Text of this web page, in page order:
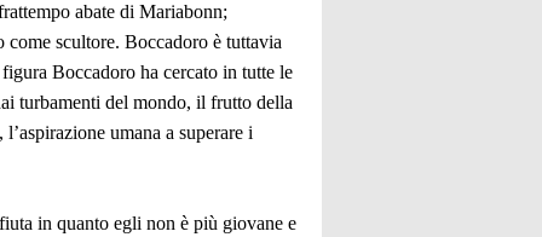
abate di Mariabonn;
scultore. Boccadoro è tuttavia
Boccadoro ha cercato in tutte le
turbamenti del mondo, il frutto della
umana a superare i
in quanto egli non è più giovane e